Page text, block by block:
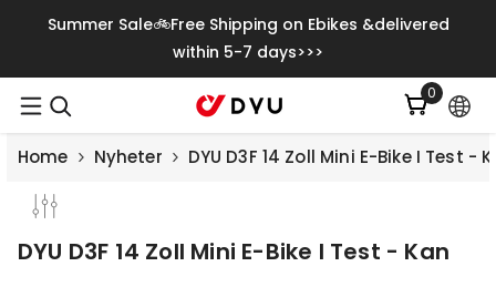
Gå Vidare Till Innehåll
Summer Sale🚲Free Shipping on Ebikes &delivered
within 5-7 days>>>
00
artiklar
Home Nyheter DYU D3F 14 Zoll Mini E-Bike I Test -
DYU D3F 14 Zoll Mini E-Bike I Test - Kan